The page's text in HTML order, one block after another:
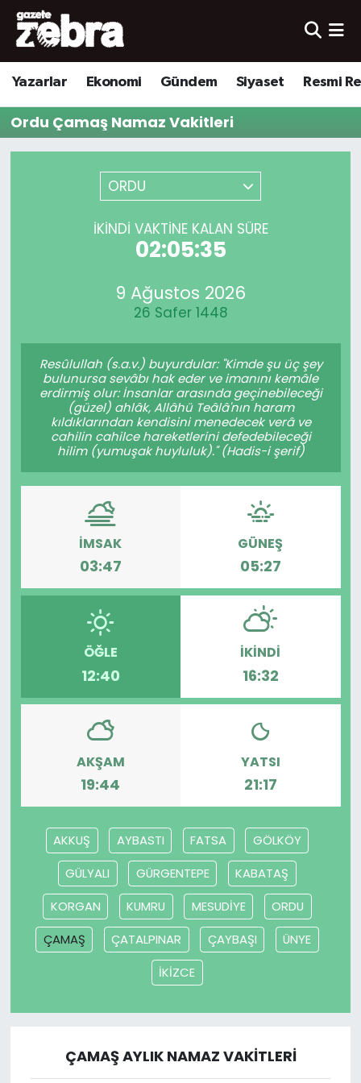
Yazarlar Ekonomi Gündem Siyaset Resmi
Ordu Çamaş Namaz Vakitleri
ORDU
İKINDI VAKTINE KALAN SÜRE
02:05:35
9 Ağustos 2026
26 Safer 1448
Resûlullah (s.a.v.) buyurdular: "Kimde şu üç şey
bulunursa sevâbı hak eder ve imanını kemâle
erdirmiş olur: İnsanlar arasında geçinebileceği
(güzel) ahlâk, Allâhü Teâlâ'nın haram
kıldıklarından kendisini menedecek verâ ve
cahilin cahilce hareketlerini defedebileceği
hilim (yumuşak huyluluk)." (Hadis-i şerif)
İMSAK
03:47
GÜNEŞ
05:27
ÖĞLE
12:40
İKINDI
16:32
AKŞAM
19:44
YATSI
21:17
AKKUŞ AYBASTI FATSA
GÖLKÖY
GÜLYALI
GÜRGENTEPE
KABATAŞ
KORGAN
KUMRU MESUDİYE
ORDU
ÇAMAŞ
ÇATALPINAR ÇAYBAŞI
ÜNYE
İKİZCE
ÇAMAŞ AYLIK NAMAZ VAKITLERI
Yazarlar
Ekonomi
Kültür-Sanat
Nöbetçi Eczaneler
Hava Durumu
Trafik Durumu
Süper Lig Puan Durumu ve Fikstür
Tüm Manşetler